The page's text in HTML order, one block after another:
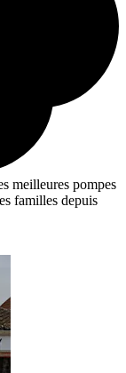
meilleures pompes
familles depuis